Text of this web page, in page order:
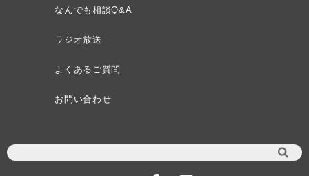
なんでも相談Q&A
ラジオ放送
よくあるご質問
お問い合わせ